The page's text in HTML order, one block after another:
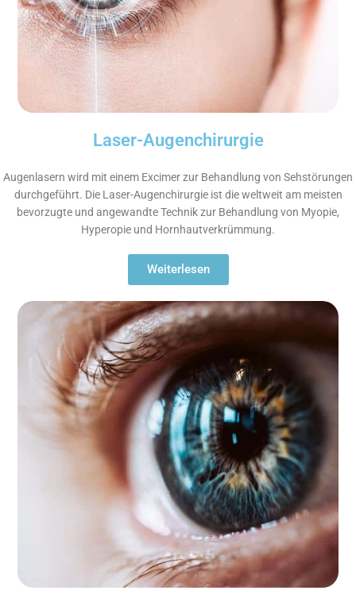
Laser-Augenchirurgie
Augenlasern wird mit einem Excimer zur Behandlung von Sehstörungen
durchgeführt. Die Laser-Augenchirurgie ist die weltweit am meisten
bevorzugte und angewandte Technik zur Behandlung von Myopie,
Hyperopie und Hornhautverkrümmung.
Weiterlesen